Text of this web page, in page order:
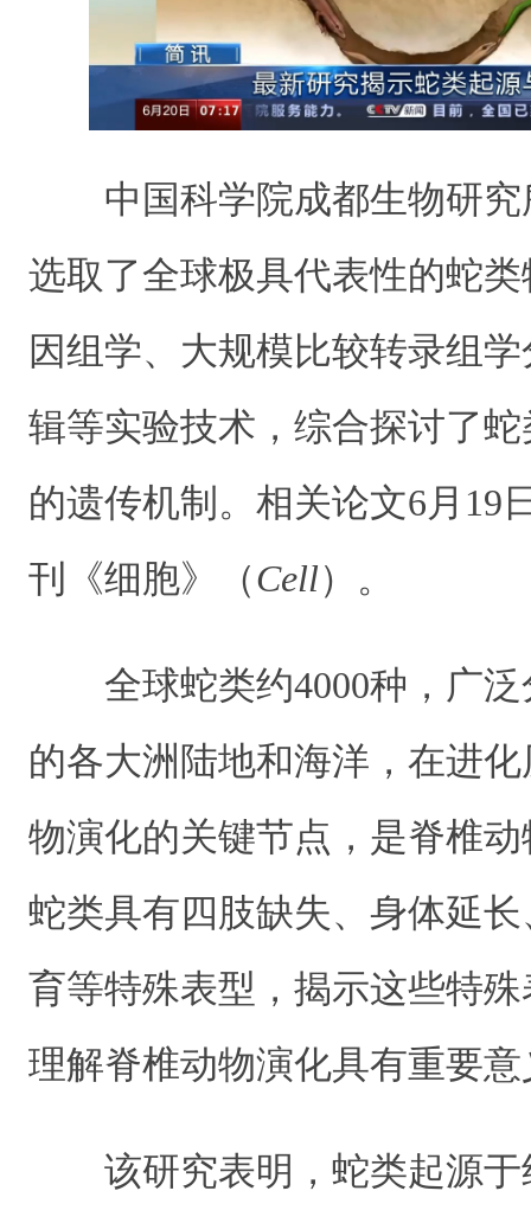
中国科学院成都生物研
选取了全球极具代表性的蛇
因组学、大规模比较转录组
辑等实验技术，综合探讨了
的遗传机制。相关论文6月19
刊《细胞》（Cell）。
全球蛇类约4000种，广
的各大洲陆地和海洋，在进
物演化的关键节点，是脊椎
蛇类具有四肢缺失、身体延
育等特殊表型，揭示这些特
理解脊椎动物演化具有重要意
该研究表明，蛇类起源